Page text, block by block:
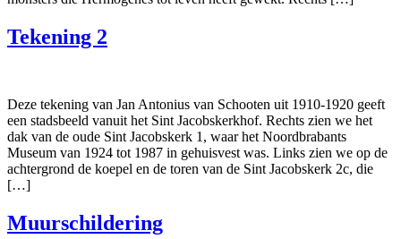
Tekening 2
Deze tekening van Jan Antonius van Schooten uit 1910-1920 geeft
een stadsbeeld vanuit het Sint Jacobskerkhof. Rechts zien we het
dak van de oude Sint Jacobskerk 1, waar het Noordbrabants
Museum van 1924 tot 1987 in gehuisvest was. Links zien we op de
achtergrond de koepel en de toren van de Sint Jacobskerk 2c, die
[…]
Muurschildering